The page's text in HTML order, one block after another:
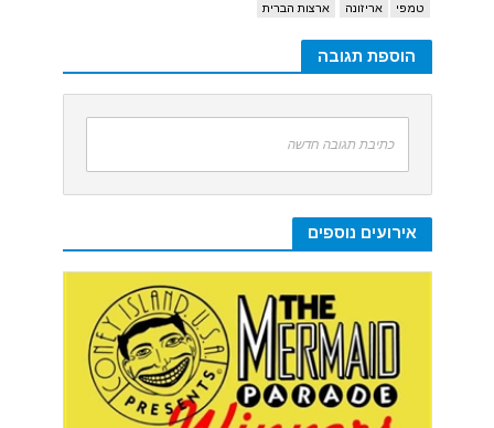
טמפי אריזונה ארצות הברית
הוספת תגובה
כתיבת תגובה חדשה
אירועים נוספים